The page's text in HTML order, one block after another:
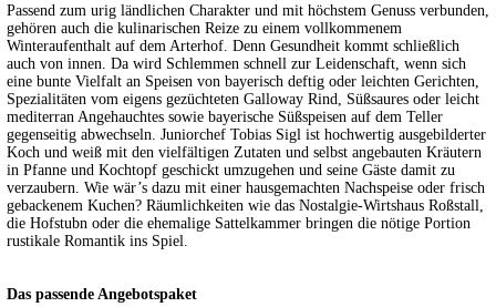
Passend zum urig ländlichen Charakter und mit höchstem Genuss verbunden,
gehören auch die kulinarischen Reize zu einem vollkommenem
Winteraufenthalt auf dem Arterhof. Denn Gesundheit kommt schließlich
auch von innen. Da wird Schlemmen schnell zur Leidenschaft, wenn sich
eine bunte Vielfalt an Speisen von bayerisch deftig oder leichten Gerichten,
Spezialitäten vom eigens gezüchteten Galloway Rind, Süßsaures oder leicht
mediterran Angehauchtes sowie bayerische Süßspeisen auf dem Teller
gegenseitig abwechseln. Juniorchef Tobias Sigl ist hochwertig ausgebilderter
Koch und weiß mit den vielfältigen Zutaten und selbst angebauten Kräutern
in Pfanne und Kochtopf geschickt umzugehen und seine Gäste damit zu
verzaubern. Wie wär’s dazu mit einer hausgemachten Nachspeise oder frisch
gebackenem Kuchen? Räumlichkeiten wie das Nostalgie-Wirtshaus Roßstall,
die Hofstubn oder die ehemalige Sattelkammer bringen die nötige Portion
rustikale Romantik ins Spiel.
Das passende Angebotspaket